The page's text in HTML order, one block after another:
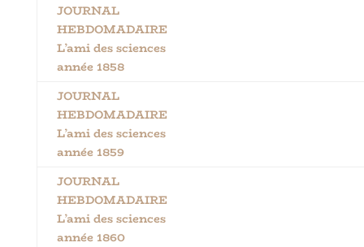
JOURNAL
HEBDOMADAIRE
L’ami des sciences
année 1858
JOURNAL
HEBDOMADAIRE
L’ami des sciences
année 1859
JOURNAL
HEBDOMADAIRE
L’ami des sciences
année 1860